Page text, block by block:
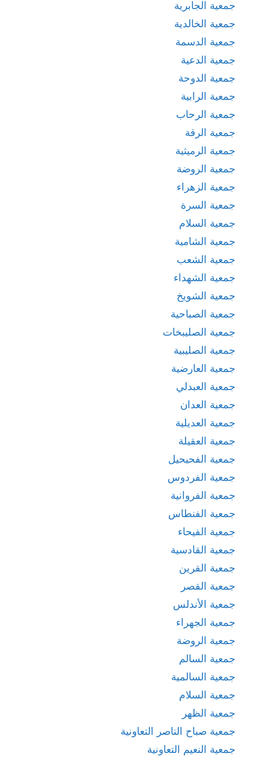
جمعية الجابرية
جمعية الخالدية
جمعية الدسمة
جمعية الدعية
جمعية الدوحة
جمعية الرابية
جمعية الرحاب
جمعية الرقة
جمعية الرميثية
جمعية الروضة
جمعية الزهراء
جمعية السرة
جمعية السلام
جمعية الشامية
جمعية الشعب
جمعية الشهداء
جمعية الشويخ
جمعية الصباحية
جمعية الصليبخات
جمعية الصليبية
جمعية العارضية
جمعية العبدلي
جمعية العدان
جمعية العديلية
جمعية العقيلة
جمعية الفحيحيل
جمعية الفردوس
جمعية الفروانية
جمعية الفنطاس
جمعية الفيحاء
جمعية القادسية
جمعية القرين
جمعية القصر
جمعية الأندلس
جمعية الجهراء
جمعية الروضة
جمعية السالم
جمعية السالمية
جمعية السلام
جمعية الظهر
جمعية صباح الناصر التعاونية
جمعية النعيم التعاونية